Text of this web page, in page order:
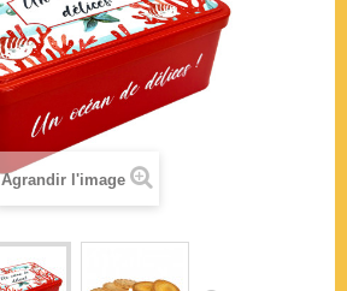
Agrandir l'image